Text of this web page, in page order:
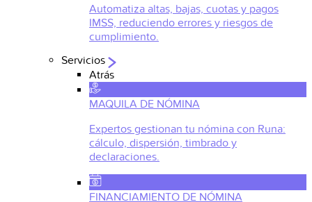
Automatiza altas, bajas, cuotas y pagos
IMSS, reduciendo errores y riesgos de
cumplimiento.
Servicios
Atrás
MAQUILA DE NÓMINA
Expertos gestionan tu nómina con Runa:
cálculo, dispersión, timbrado y
declaraciones.
FINANCIAMIENTO DE NÓMINA